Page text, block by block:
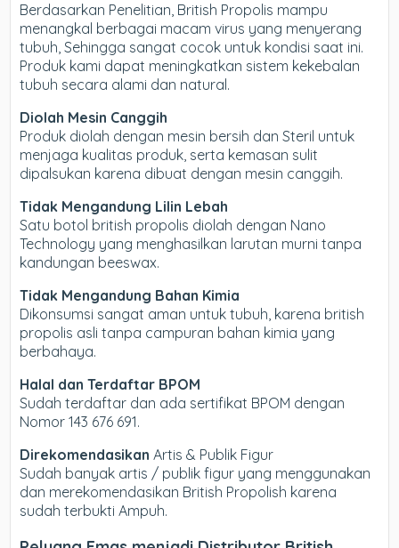
Berdasarkan Penelitian, British Propolis mampu
menangkal berbagai macam virus yang menyerang
tubuh, Sehingga sangat cocok untuk kondisi saat ini.
Produk kami dapat meningkatkan sistem kekebalan
tubuh secara alami dan natural.
Diolah Mesin Canggih
Produk diolah dengan mesin bersih dan Steril untuk
menjaga kualitas produk, serta kemasan sulit
dipalsukan karena dibuat dengan mesin canggih.
Tidak Mengandung Lilin Lebah
Satu botol british propolis diolah dengan Nano
Technology yang menghasilkan larutan murni tanpa
kandungan beeswax.
Tidak Mengandung Bahan Kimia
Dikonsumsi sangat aman untuk tubuh, karena british
propolis asli tanpa campuran bahan kimia yang
berbahaya.
Halal dan Terdaftar BPOM
Sudah terdaftar dan ada sertifikat BPOM dengan
Nomor 143 676 691.
Direkomendasikan Artis & Publik Figur
Sudah banyak artis / publik figur yang menggunakan
dan merekomendasikan British Propolish karena
sudah terbukti Ampuh.